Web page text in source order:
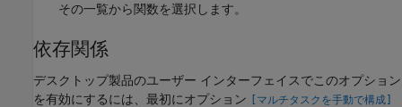
その一覧から関数を選択します。
依存関係
デスクトップ製品のユーザー インターフェイスでこのオプション
を有効にするには、最初にオプション
[マルチタスクを手動で構成]